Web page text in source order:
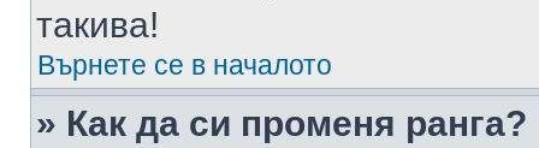
такива!
Върнете се в началото
» Как да си променя ранга?